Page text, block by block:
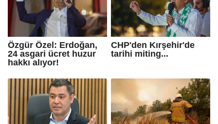
Özgür Özel: Erdoğan,
24 asgari ücret huzur
hakkı alıyor!
CHP'den Kırşehir'de
tarihi miting...